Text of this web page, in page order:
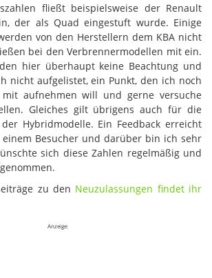
fließt beispielsweise der Renault
der als Quad eingestuft wurde. Einige
von den Herstellern dem KBA nicht
bei den Verbrennermodellen mit ein.
hier überhaupt keine Beachtung und
nicht aufgelistet, ein Punkt, den ich noch
aufnehmen will und gerne versuche
Gleiches gilt übrigens auch für die
Hybridmodelle. Ein Feedback erreicht
Besucher und darüber bin ich sehr
sich diese Zahlen regelmäßig und
zu den Neuzulassungen findet ihr
Anzeige: